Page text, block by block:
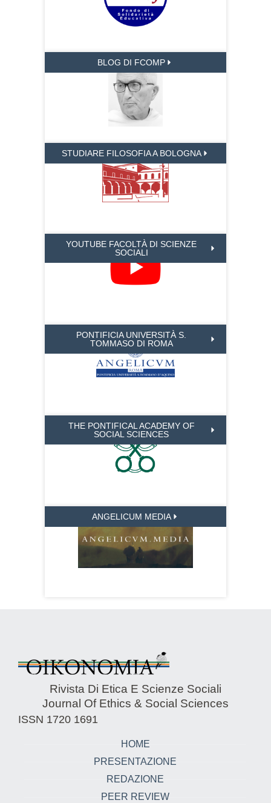
BLOG DI FCOMP
STUDIARE FILOSOFIA A BOLOGNA
YOUTUBE FACOLTÀ DI SCIENZE
SOCIALI
PONTIFICIA UNIVERSITÀ S.
TOMMASO DI ROMA
THE PONTIFICAL ACADEMY OF
SOCIAL SCIENCES
ANGELICUM MEDIA
Rivista Di Etica E Scienze Sociali
Journal Of Ethics & Social Sciences
ISSN 1720 1691
HOME
PRESENTAZIONE
REDAZIONE
PEER REVIEW